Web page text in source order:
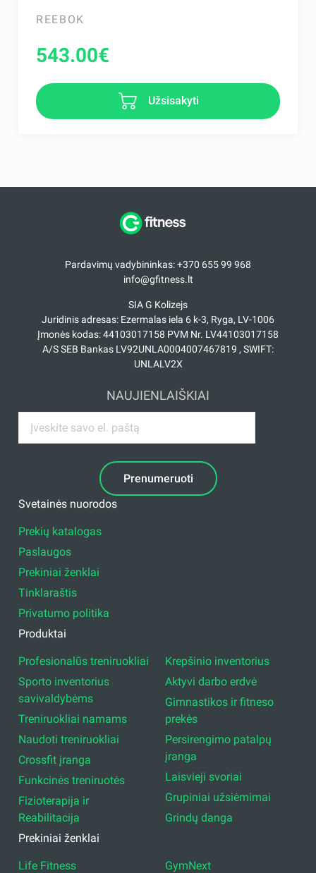
REEBOK
543.00€
Užsisakyti
Pardavimų vadybininkas: +370 655 99 968
info@gfitness.lt
SIA G Kolizejs
Juridinis adresas: Ezermalas iela 6 k-3, Ryga, LV-1006
Įmonės kodas: 44103017158 PVM Nr. LV44103017158
A/S SEB Bankas LV92UNLA0004007467819 , SWIFT:
UNLALV2X
NAUJIENLAIŠKIAI
Prenumeruoti
Svetainės nuorodos
Prekių katalogas
Paslaugos
Prekiniai ženklai
Tinklaraštis
Privatumo politika
Produktai
Profesionalūs treniruokliai
Sporto inventorius
savivaldybėms
Treniruokliai namams
Naudoti treniruokliai
Crossfit įranga
Funkcinės treniruotės
Fizioterapija ir
Reabilitacija
Krepšinio inventorius
Aktyvi darbo erdvė
Gimnastikos ir fitneso
prekės
Persirengimo patalpų
įranga
Laisvieji svoriai
Grupiniai užsiėmimai
Grindų danga
Prekiniai ženklai
Life Fitness
GymNext